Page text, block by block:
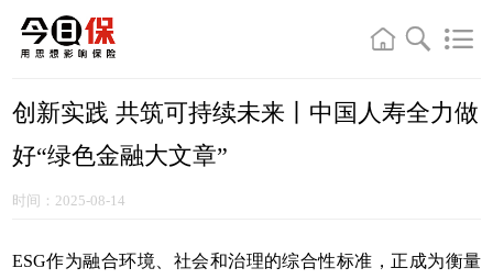
创新实践 共筑可持续未来丨中国人寿全力做
好“绿色金融大文章”
时间：2025-08-14
ESG作为融合环境、社会和治理的综合性标准，正成为衡量